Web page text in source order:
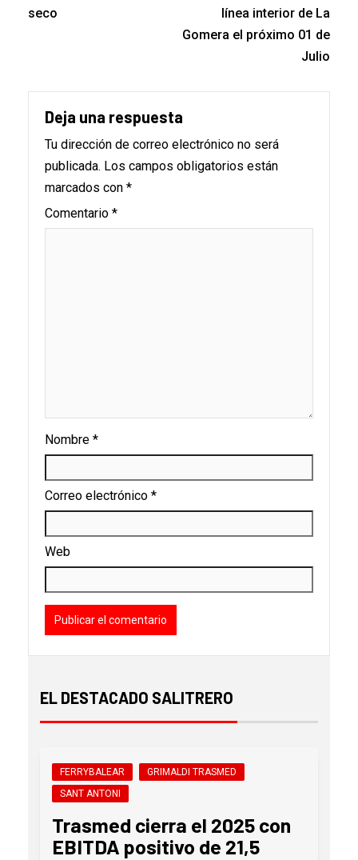
seco
línea interior de La
Gomera el próximo 01 de
Julio
Deja una respuesta
Tu dirección de correo electrónico no será
publicada. Los campos obligatorios están
marcados con *
Comentario *
Nombre *
Correo electrónico *
Web
EL DESTACADO SALITRERO
FERRYBALEAR
GRIMALDI TRASMED
SANT ANTONI
Trasmed cierra el 2025 con
EBITDA positivo de 21,5